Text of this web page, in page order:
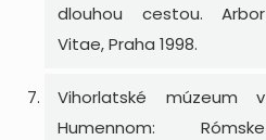
dlouhou cestou. Arbor
Vitae, Praha 1998.
Vihorlatské múzeum v
Humennom: Rómske